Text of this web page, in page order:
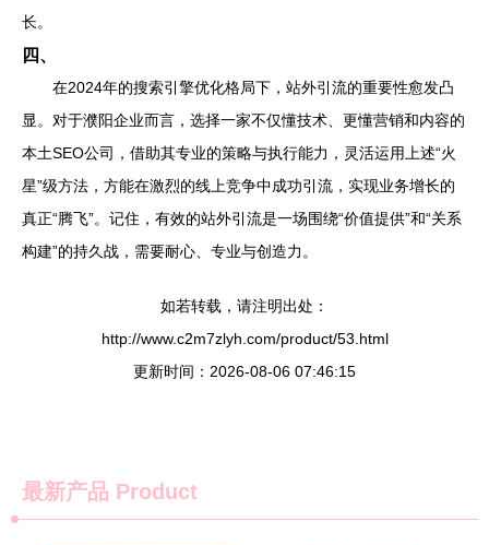
长。
四、
在2024年的搜索引擎优化格局下，站外引流的重要性愈发凸
显。对于濮阳企业而言，选择一家不仅懂技术、更懂营销和内容的
本土SEO公司，借助其专业的策略与执行能力，灵活运用上述“火
星”级方法，方能在激烈的线上竞争中成功引流，实现业务增长的
真正“腾飞”。记住，有效的站外引流是一场围绕“价值提供”和“关系
构建”的持久战，需要耐心、专业与创造力。
如若转载，请注明出处：
http://www.c2m7zlyh.com/product/53.html
更新时间：2026-08-06 07:46:15
最新产品 Product